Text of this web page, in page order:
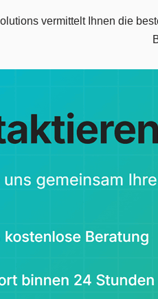
vermittelt Ihnen die